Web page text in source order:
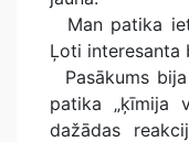
Man patika
Ļoti interesanta
Pasākums
patika „ķīmija
dažādas